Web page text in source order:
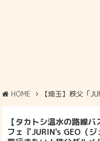
HOME 【埼玉】秩父「
【タカトシ温水の路線
フェ『JURIN's GEO（